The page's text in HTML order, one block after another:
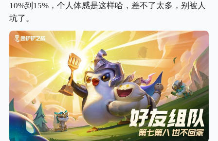
10%到15%，个人体感是这样哈，差不了太多，别被人
坑了。